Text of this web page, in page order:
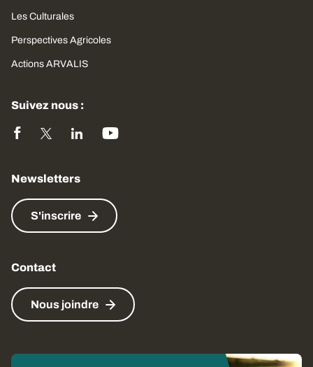
Les Culturales
Perspectives Agricoles
Actions ARVALIS
Suivez nous :
Newsletters
S'inscrire
Contact
Nous joindre